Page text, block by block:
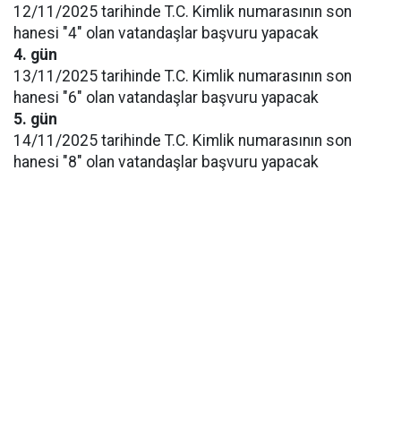
12/11/2025 tarihinde T.C. Kimlik numarasının son
hanesi "4" olan vatandaşlar başvuru yapacak
4. gün
13/11/2025 tarihinde T.C. Kimlik numarasının son
hanesi "6" olan vatandaşlar başvuru yapacak
5. gün
14/11/2025 tarihinde T.C. Kimlik numarasının son
hanesi "8" olan vatandaşlar başvuru yapacak